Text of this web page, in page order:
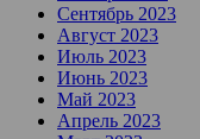
Сентябрь 2023
Август 2023
Июль 2023
Июнь 2023
Май 2023
Апрель 2023